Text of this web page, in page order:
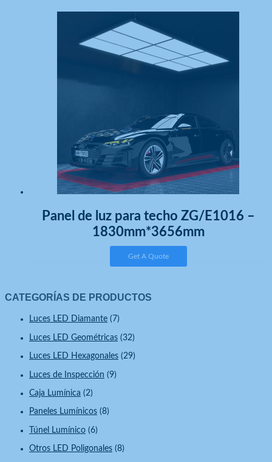
CATEGORÍAS DE PRODUCTOS
Luces LED Diamante (7)
Luces LED Geométricas (32)
Luces LED Hexagonales (29)
Luces de Inspección (9)
Caja Lumínica (2)
Paneles Lumínicos (8)
Túnel Lumínico (6)
Otros LED Poligonales (8)
Panel de luz para techo ZG/E1016 –
1830mm*3656mm
Get A Quote